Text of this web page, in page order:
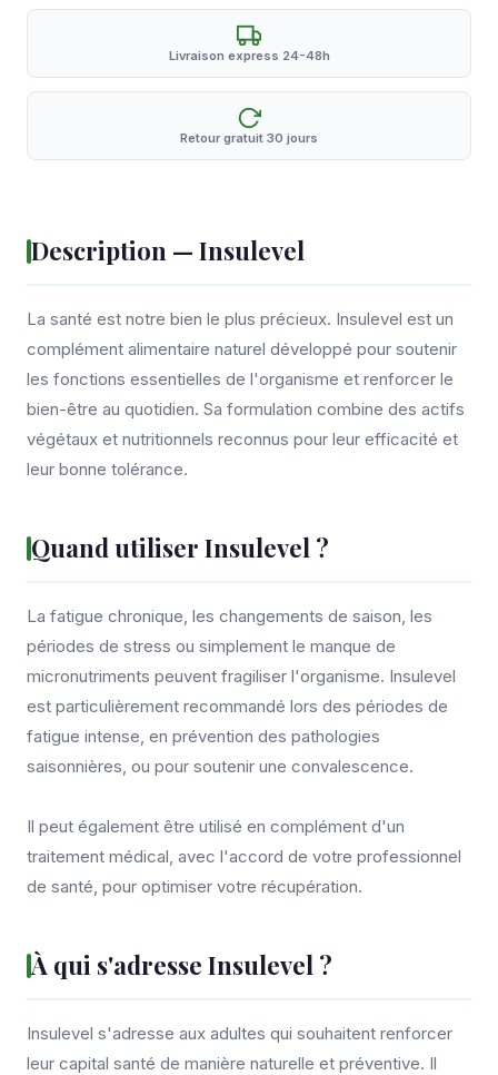
Livraison express 24-48h
Retour gratuit 30 jours
Description — Insulevel
La santé est notre bien le plus précieux. Insulevel est un
complément alimentaire naturel développé pour soutenir
les fonctions essentielles de l'organisme et renforcer le
bien-être au quotidien. Sa formulation combine des actifs
végétaux et nutritionnels reconnus pour leur efficacité et
leur bonne tolérance.
Quand utiliser Insulevel ?
La fatigue chronique, les changements de saison, les
périodes de stress ou simplement le manque de
micronutriments peuvent fragiliser l'organisme. Insulevel
est particulièrement recommandé lors des périodes de
fatigue intense, en prévention des pathologies
saisonnières, ou pour soutenir une convalescence.
Il peut également être utilisé en complément d'un
traitement médical, avec l'accord de votre professionnel
de santé, pour optimiser votre récupération.
À qui s'adresse Insulevel ?
Insulevel s'adresse aux adultes qui souhaitent renforcer
leur capital santé de manière naturelle et préventive. Il